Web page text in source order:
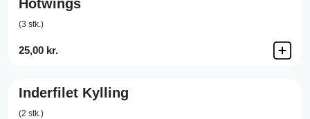
Hotwings
(3 stk.)
25,00 kr.
Inderfilet Kylling
(2 stk.)